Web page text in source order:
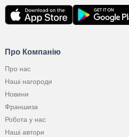
Про Компанію
Про нас
Наші нагороди
Новини
Франшиза
Робота у нас
Наші автори